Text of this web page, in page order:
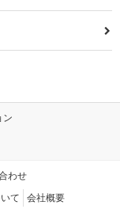
ン
わせ
て 会社概要